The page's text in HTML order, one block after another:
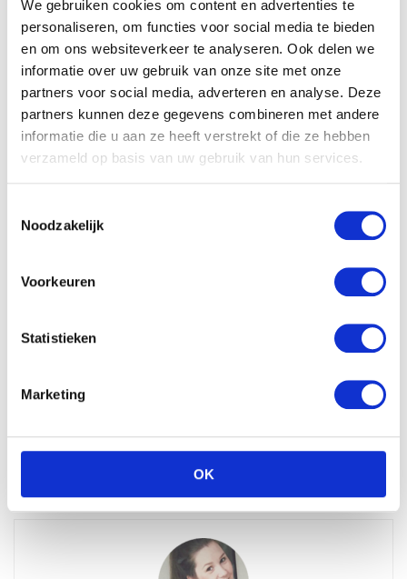
We gebruiken cookies om content en advertenties te
personaliseren, om functies voor social media te bieden
en om ons websiteverkeer te analyseren. Ook delen we
informatie over uw gebruik van onze site met onze
partners voor social media, adverteren en analyse. Deze
partners kunnen deze gegevens combineren met andere
informatie die u aan ze heeft verstrekt of die ze hebben
verzameld op basis van uw gebruik van hun services.
Noodzakelijk
Voorkeuren
Statistieken
Marketing
OK
Hebben jullie ook dit soort zelf bedachte tradities thuis?